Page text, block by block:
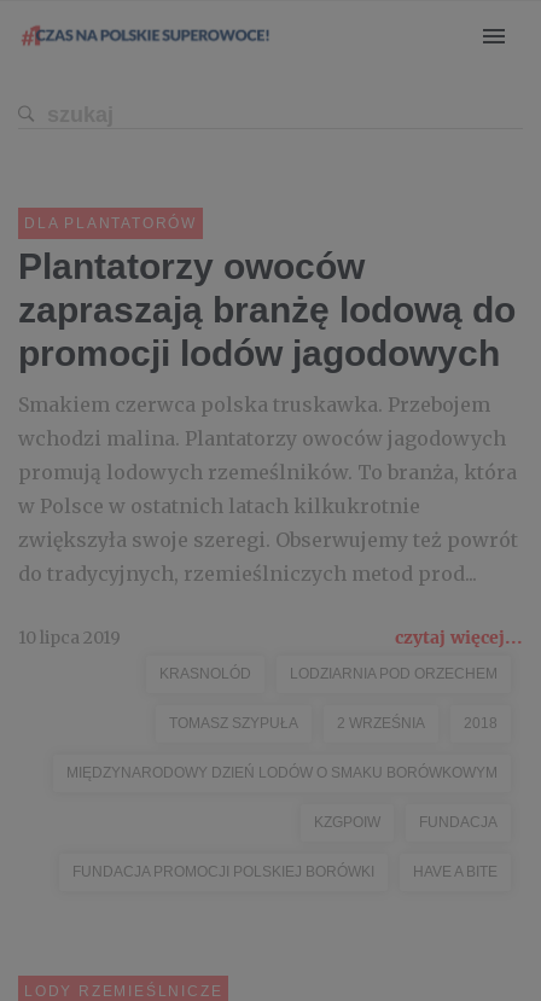
DLA PLANTATORÓW
Plantatorzy owoców
zapraszają branżę lodową do
promocji lodów jagodowych
Smakiem czerwca polska truskawka. Przebojem
wchodzi malina. Plantatorzy owoców jagodowych
promują lodowych rzemeślników. To branża, która
w Polsce w ostatnich latach kilkukrotnie
zwiększyła swoje szeregi. Obserwujemy też powrót
do tradycyjnych, rzemieślniczych metod prod...
10 lipca 2019 czytaj więcej...
KRASNOLÓD LODZIARNIA POD ORZECHEM
TOMASZ SZYPUŁA 2 WRZEŚNIA 2018
MIĘDZYNARODOWY DZIEŃ LODÓW O SMAKU BORÓWKOWYM
KZGPOIW FUNDACJA
FUNDACJA PROMOCJI POLSKIEJ BORÓWKI HAVE A BITE
LODY RZEMIEŚLNICZE